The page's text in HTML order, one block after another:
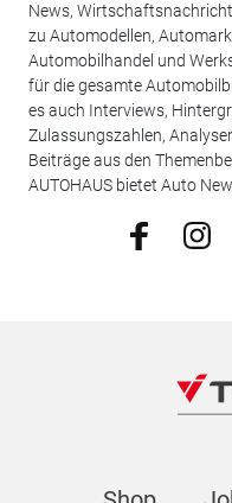
News,
zu Automodellen,
Automobilhandel und
für die gesamte
es auch Interviews,
Zulassungszahlen,
Beiträge aus den
AUTOHAUS bietet Auto